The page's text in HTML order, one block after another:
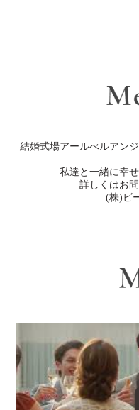
結婚式場アールべルアン
私達と一緒に幸
詳しくはお
(株)ビ